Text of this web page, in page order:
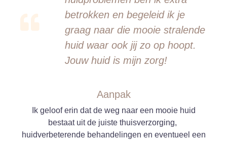
betrokken en begeleid ik je
graag naar die mooie stralende
huid waar ook jij zo op hoopt.
Jouw huid is mijn zorg!
Aanpak
Ik geloof erin dat de weg naar een mooie huid
bestaat uit de juiste thuisverzorging,
huidverbeterende behandelingen en eventueel een